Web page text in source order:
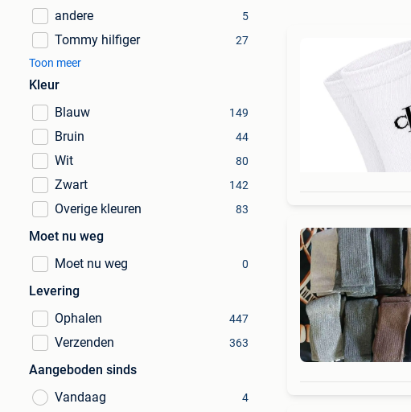
andere 5
Tommy hilfiger
27
Toon meer
Kleur
Blauw
149
Bruin 44
Wit 80
Zwart 142
Overige kleuren 83
Moet nu weg
Moet nu weg
0
Levering
Ophalen
447
Verzenden 363
Aangeboden sinds
Vandaag
4